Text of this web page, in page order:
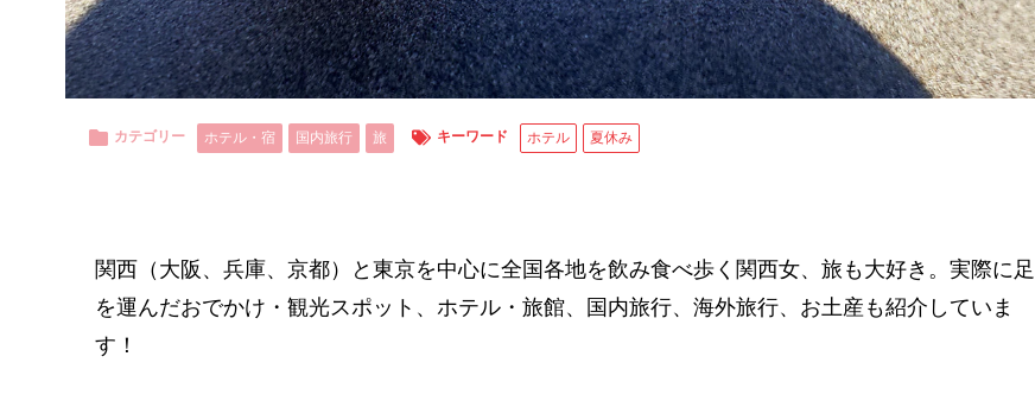
カテゴリー ホテル・宿 国内旅行 旅 キーワード ホテル 夏休み
関西（大阪、兵庫、京都）と東京を中心に全国各地を飲み食べ歩く関西女、旅も大好き。実際に足
を運んだおでかけ・観光スポット、ホテル・旅館、国内旅行、海外旅行、お土産も紹介していま
す！